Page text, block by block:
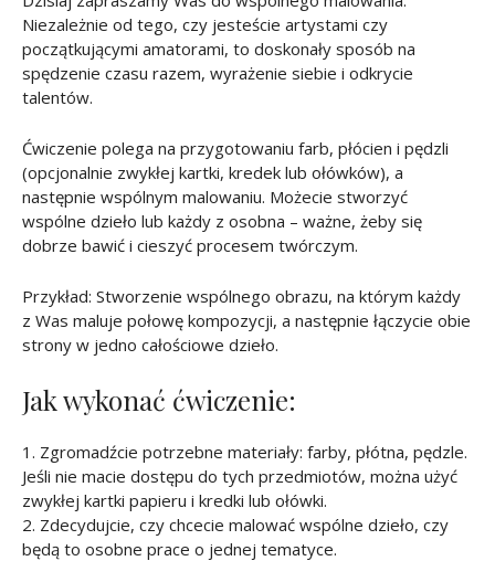
Niezależnie od tego, czy jesteście artystami czy
początkującymi amatorami, to doskonały sposób na
spędzenie czasu razem, wyrażenie siebie i odkrycie
talentów.
Ćwiczenie polega na przygotowaniu farb, płócien i pędzli
(opcjonalnie zwykłej kartki, kredek lub ołówków), a
następnie wspólnym malowaniu. Możecie stworzyć
wspólne dzieło lub każdy z osobna – ważne, żeby się
dobrze bawić i cieszyć procesem twórczym.
Przykład: Stworzenie wspólnego obrazu, na którym każdy
z Was maluje połowę kompozycji, a następnie łączycie obie
strony w jedno całościowe dzieło.
Jak wykonać ćwiczenie:
1. Zgromadźcie potrzebne materiały: farby, płótna, pędzle.
Jeśli nie macie dostępu do tych przedmiotów, można użyć
zwykłej kartki papieru i kredki lub ołówki.
2. Zdecydujcie, czy chcecie malować wspólne dzieło, czy
będą to osobne prace o jednej tematyce.